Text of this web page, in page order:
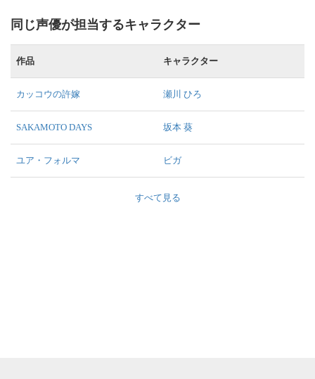
同じ声優が担当するキャラクター
作品 キャラクター
カッコウの許嫁 瀬川 ひろ
SAKAMOTO DAYS 坂本 葵
ユア・フォルマ ビガ
すべて見る